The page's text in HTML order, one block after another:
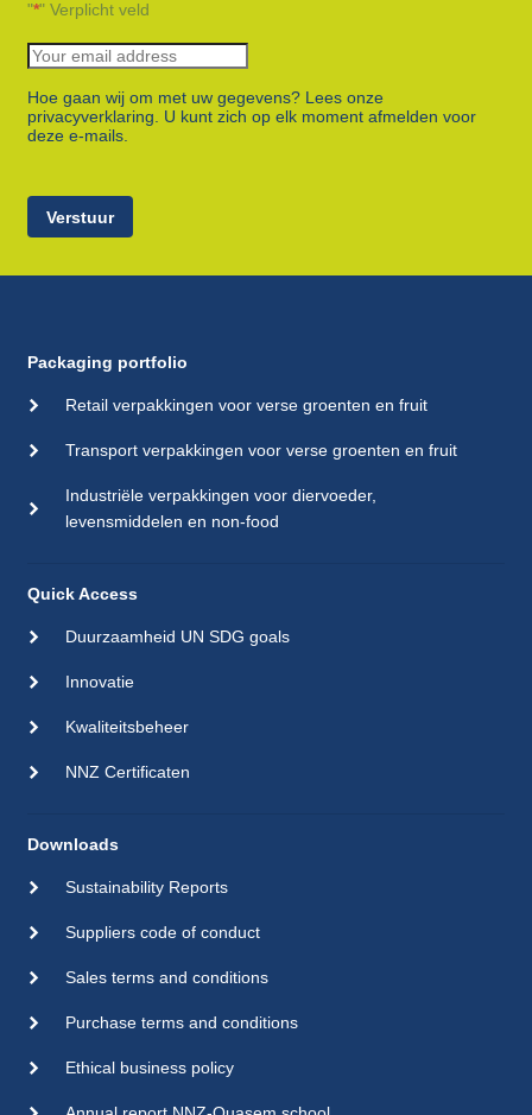
"*" Verplicht veld
Hoe gaan wij om met uw gegevens? Lees onze
privacyverklaring. U kunt zich op elk moment afmelden voor
deze e-mails.
Verstuur
Packaging portfolio
Retail verpakkingen voor verse groenten en fruit
Transport verpakkingen voor verse groenten en fruit
Industriële verpakkingen voor diervoeder,
levensmiddelen en non-food
Quick Access
Duurzaamheid UN SDG goals
Innovatie
Kwaliteitsbeheer
NNZ Certificaten
Downloads
Sustainability Reports
Suppliers code of conduct
Sales terms and conditions
Purchase terms and conditions
Ethical business policy